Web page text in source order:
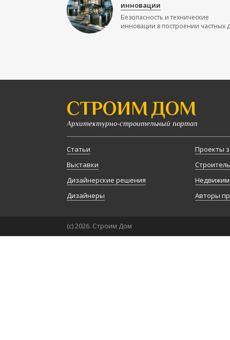
инновации
Безопасность и технические
инновации в построении частных
СТРОИМ ДОМ
Архитектурно-строительный портал
Статьи
Выставки
Дизайнерские решения
Дизайнеры
Проекты
Авторы
(с) 2026. Строим Дом